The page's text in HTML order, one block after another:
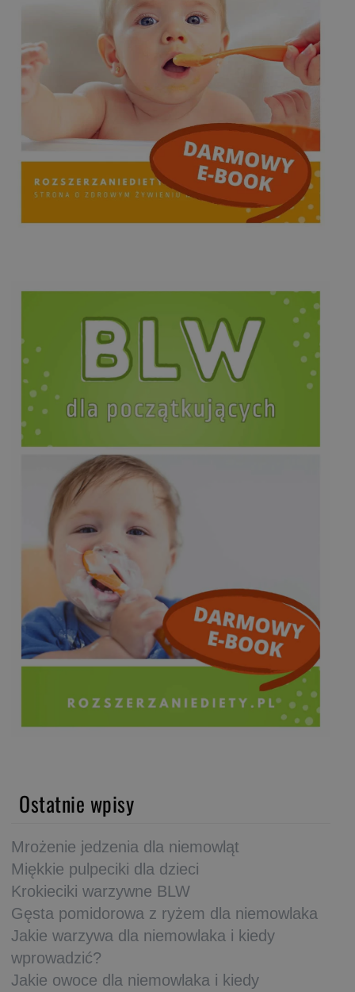
Ostatnie wpisy
Mrożenie jedzenia dla niemowląt
Miękkie pulpeciki dla dzieci
Krokieciki warzywne BLW
Gęsta pomidorowa z ryżem dla niemowlaka
Jakie warzywa dla niemowlaka i kiedy
wprowadzić?
Jakie owoce dla niemowlaka i kiedy